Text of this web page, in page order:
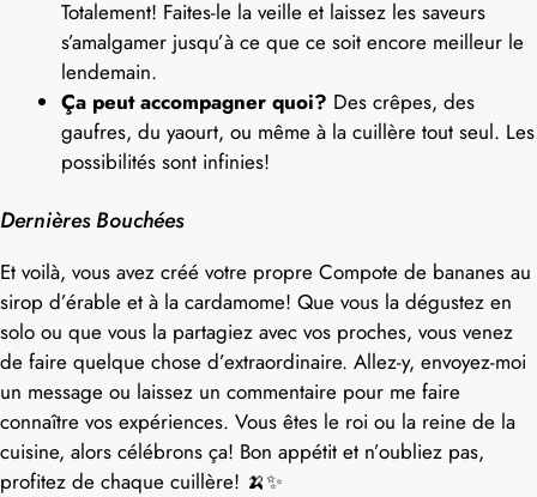
Totalement! Faites-le la veille et laissez les saveurs
s’amalgamer jusqu’à ce que ce soit encore meilleur le
lendemain.
Ça peut accompagner quoi? Des crêpes, des
gaufres, du yaourt, ou même à la cuillère tout seul. Les
possibilités sont infinies!
Dernières Bouchées
Et voilà, vous avez créé votre propre Compote de bananes au
sirop d’érable et à la cardamome! Que vous la dégustez en
solo ou que vous la partagiez avec vos proches, vous venez
de faire quelque chose d’extraordinaire. Allez-y, envoyez-moi
un message ou laissez un commentaire pour me faire
connaître vos expériences. Vous êtes le roi ou la reine de la
cuisine, alors célébrons ça! Bon appétit et n’oubliez pas,
profitez de chaque cuillère! 🍌✨